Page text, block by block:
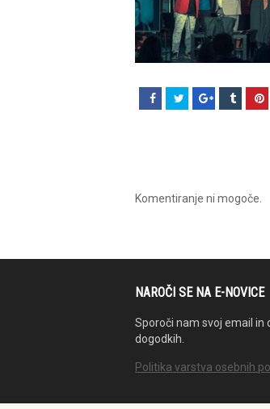
Komentiranje ni mogoče.
NAROČI SE NA E-NOVICE
Sporoči nam svoj email in
dogodkih.
Politika varstva osebnih